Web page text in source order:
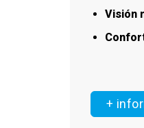
Visión
+